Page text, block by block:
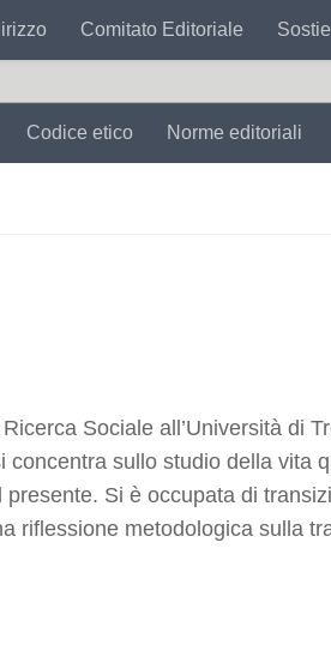
Comitato Editoriale
Codice etico Norme editoriali
Sociale all’Università di
sullo studio della vita
Si è occupata di
riflessione metodologica sulla